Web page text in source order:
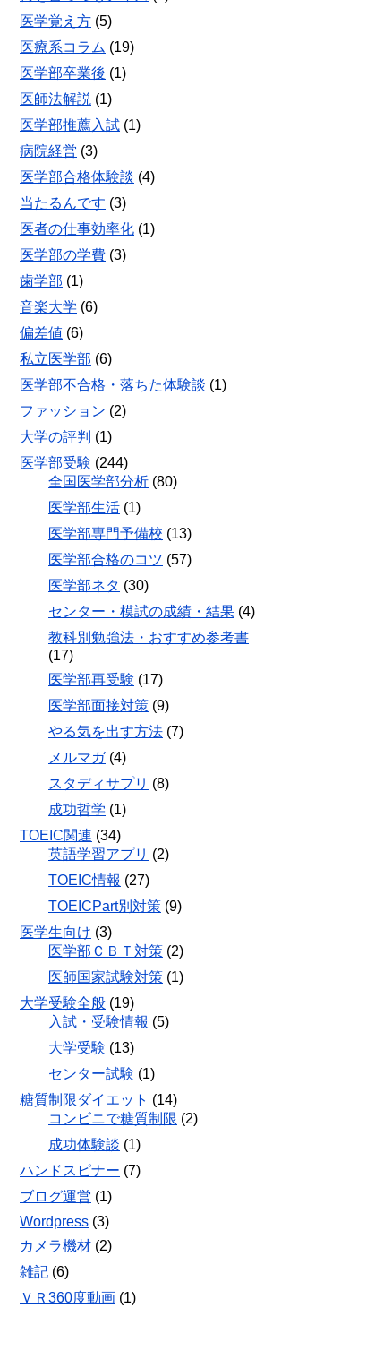
医学覚え方 (5)
医療系コラム (19)
医学部卒業後 (1)
医師法解説 (1)
医学部推薦入試 (1)
病院経営 (3)
医学部合格体験談 (4)
当たるんです (3)
医者の仕事効率化 (1)
医学部の学費 (3)
歯学部 (1)
音楽大学 (6)
偏差値 (6)
私立医学部 (6)
医学部不合格・落ちた体験談 (1)
ファッション (2)
大学の評判 (1)
医学部受験 (244)
全国医学部分析 (80)
医学部生活 (1)
医学部専門予備校 (13)
医学部合格のコツ (57)
医学部ネタ (30)
センター・模試の成績・結果 (4)
教科別勉強法・おすすめ参考書
(17)
医学部再受験 (17)
医学部面接対策 (9)
やる気を出す方法 (7)
メルマガ(4)
スタディサプリ (8)
成功哲学 (1)
TOEIC関連 (34)
英語学習アプリ (2)
TOEIC情報 (27)
TOEICPart別対策 (9)
医学生向け (3)
医学部ＣＢＴ対策 (2)
医師国家試験対策 (1)
大学受験全般 (19)
入試・受験情報 (5)
大学受験 (13)
センター試験 (1)
糖質制限ダイエット (14)
コンビニで糖質制限 (2)
成功体験談 (1)
ハンドスピナー (7)
ブログ運営 (1)
Wordpress (3)
カメラ機材 (2)
雑記 (6)
ＶＲ360度動画 (1)